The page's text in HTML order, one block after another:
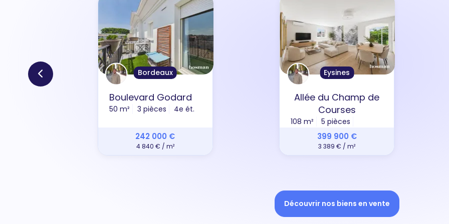
Bordeaux
Boulevard Godard
50 m² 3 pièces 4e ét.
242 000 €
4 840 € / m²
Eysines
Allée du Champ de
Courses
108 m² 5 pièces
399 900 €
3 389 € / m²
Découvrir nos biens en vente